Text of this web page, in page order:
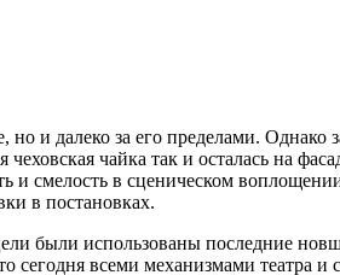
и далеко за его пределами. Однако
чайка так и осталась на
и смелость в сценическом
в постановках.
были использованы последние
сегодня всеми механизмами театра